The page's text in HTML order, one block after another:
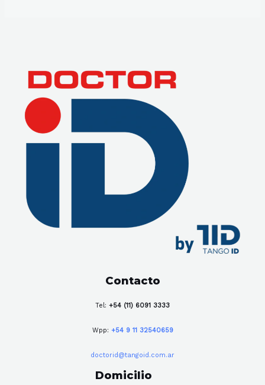
Contacto
Tel: +54 (11) 6091 3333
Wpp: +54 9 11 32540659
doctorid@tangoid.com.ar
Domicilio